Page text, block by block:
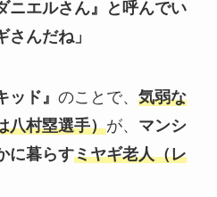
ニエルさん』と呼んでい
んだね」
ッド』 のことで、 気弱な
八村塁選手）が、 マンシ
に暮らすミヤギ老人（レ